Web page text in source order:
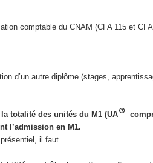
comptable du CNAM (CFA 115 et
d’un autre diplôme (stages,
totalité des unités du M1 (UA
l’admission en M1.
il faut